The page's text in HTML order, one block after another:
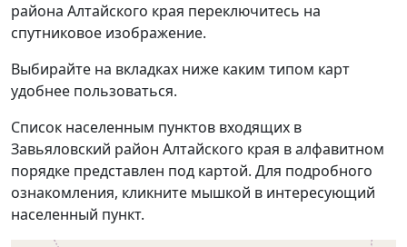
района Алтайского края переключитесь на
спутниковое изображение.
Выбирайте на вкладках ниже каким типом карт
удобнее пользоваться.
Список населенным пунктов входящих в
Завьяловский район Алтайского края в алфавитном
порядке представлен под картой. Для подробного
ознакомления, кликните мышкой в интересующий
населенный пункт.